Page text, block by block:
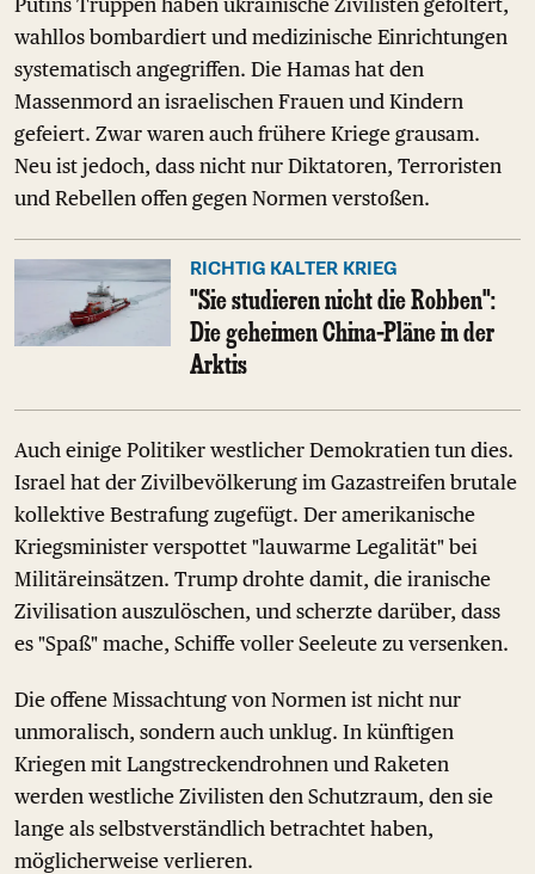
wahllos bombardiert und medizinische Einrichtungen
systematisch angegriffen. Die Hamas hat den
Massenmord an israelischen Frauen und Kindern
gefeiert. Zwar waren auch frühere Kriege grausam.
Neu ist jedoch, dass nicht nur Diktatoren, Terroristen
und Rebellen offen gegen Normen verstoßen.
RICHTIG KALTER KRIEG
"Sie studieren nicht die Robben":
Die geheimen China-Pläne in der
Arktis
Auch einige Politiker westlicher Demokratien tun dies.
Israel hat der Zivilbevölkerung im Gazastreifen brutale
kollektive Bestrafung zugefügt. Der amerikanische
Kriegsminister verspottet "lauwarme Legalität" bei
Militäreinsätzen. Trump drohte damit, die iranische
Zivilisation auszulöschen, und scherzte darüber, dass
es "Spaß" mache, Schiffe voller Seeleute zu versenken.
Die offene Missachtung von Normen ist nicht nur
unmoralisch, sondern auch unklug. In künftigen
Kriegen mit Langstreckendrohnen und Raketen
werden westliche Zivilisten den Schutzraum, den sie
lange als selbstverständlich betrachtet haben,
möglicherweise verlieren.